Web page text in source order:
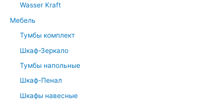
Wasser Kraft
Мебель
Тумбы комплект
Шкаф-Зеркало
Тумбы напольные
Шкаф-Пенал
Шкафы навесные